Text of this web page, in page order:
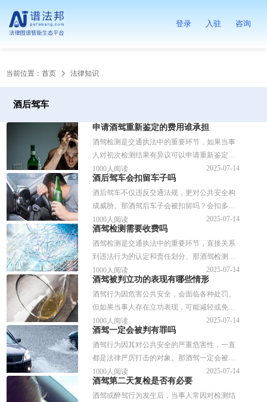
登录 入驻 咨询
当前位置： 首页 法律知识
酒后驾车
申请酒驾重新鉴定的费用谁承担
酒驾检测是交通执法中的重要环节，如果当事
人对初次检测结果有异议可以申请重新鉴定。
但产生的费用由谁承担一直存在争议。针对相
关的问题，谱法邦做了详细的解答，供参考。
1000人阅读 2025-07-14
酒后驾车会扣留车子吗
酒后驾车不仅违反交通法规，更对公共安全构
成威胁。那酒驾后车子会被扣留吗？会扣多少
分呢？针对相关的问题，谱法邦做了详细的解
答，供参考。
1000人阅读 2025-07-14
酒驾检测需要收费吗
酒驾检测是交通执法中的重要环节，直接关系
到违法行为的认定和责任划分。那酒驾检测需
要收费吗？如果需要收费那费用应该由谁承担
呢？针对相关的问题，谱法邦做了详细的解
答，供参考。
1000人阅读 2025-07-14
酒驾被判立功的表现有哪些情形
酒驾行为因危害公共安全，会面临各种处罚。
但如果当事人存在立功表现，可能减轻或免除
处罚。那酒驾被判立功的表现有哪些情形呢针
对相关的问题，谱法邦做了详细的解答，供参
考。
1000人阅读 2025-07-14
酒驾一定会被判有罪吗
酒驾行为因其对公共安全的严重危害性，一直
都是法律严厉打击的对象。那酒驾一定会被判
有罪吗？可以减轻处罚吗？针对相关的问题，
谱法邦做了详细的解答，供参考。
1000人阅读 2025-07-14
酒驾第二天复检是否有必要
酒驾或醉驾行为发生后，当事人常因对检测结